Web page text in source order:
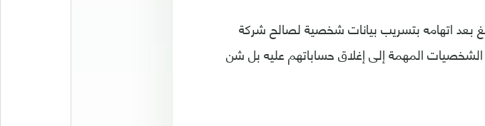
اتهامه بتسريب بيانات شخصية لصالح شركة
الشخصيات المهمة إلى إغلاق حساباتهم عليه بل شن